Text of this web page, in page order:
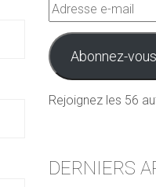
Adresse
e-
mail
Abonnez-vous
Rejoignez les 56
DERNIERS